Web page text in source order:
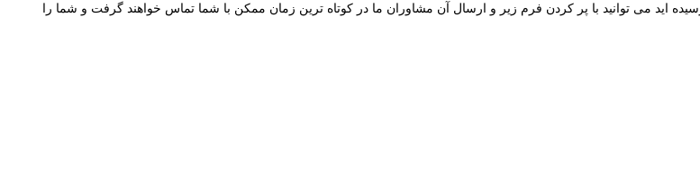
اید می توانید با پر کردن فرم زیر و ارسال آن مشاوران ما در کوتاه ترین زمان ممکن با شما تماس خواهند گرفت و شما را